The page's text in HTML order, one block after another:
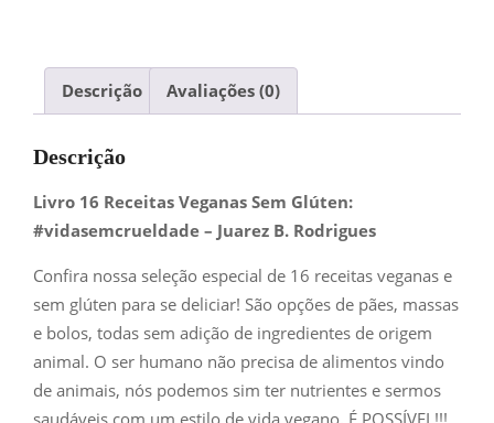
Descrição Avaliações (0)
Descrição
Livro 16 Receitas Veganas Sem Glúten:
#vidasemcrueldade – Juarez B. Rodrigues
Confira nossa seleção especial de 16 receitas veganas e
sem glúten para se deliciar! São opções de pães, massas
e bolos, todas sem adição de ingredientes de origem
animal. O ser humano não precisa de alimentos vindo
de animais, nós podemos sim ter nutrientes e sermos